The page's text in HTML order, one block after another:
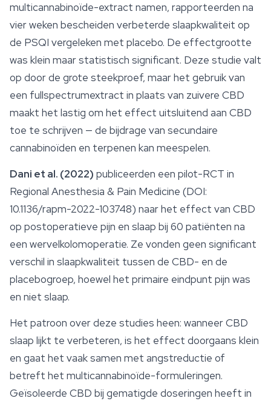
multicannabinoïde-extract namen, rapporteerden na
vier weken bescheiden verbeterde slaapkwaliteit op
de PSQI vergeleken met placebo. De effectgrootte
was klein maar statistisch significant. Deze studie valt
op door de grote steekproef, maar het gebruik van
een fullspectrumextract in plaats van zuivere CBD
maakt het lastig om het effect uitsluitend aan CBD
toe te schrijven — de bijdrage van secundaire
cannabinoïden en terpenen kan meespelen.
Dani et al. (2022) publiceerden een pilot-RCT in
Regional Anesthesia & Pain Medicine (DOI:
10.1136/rapm-2022-103748) naar het effect van CBD
op postoperatieve pijn en slaap bij 60 patiënten na
een wervelkolomoperatie. Ze vonden geen significant
verschil in slaapkwaliteit tussen de CBD- en de
placebogroep, hoewel het primaire eindpunt pijn was
en niet slaap.
Het patroon over deze studies heen: wanneer CBD
slaap lijkt te verbeteren, is het effect doorgaans klein
en gaat het vaak samen met angstreductie of
betreft het multicannabinoïde-formuleringen.
Geïsoleerde CBD bij gematigde doseringen heeft in